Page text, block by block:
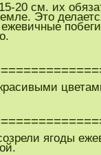
20 см. их
Это
ежевичные
ягоды